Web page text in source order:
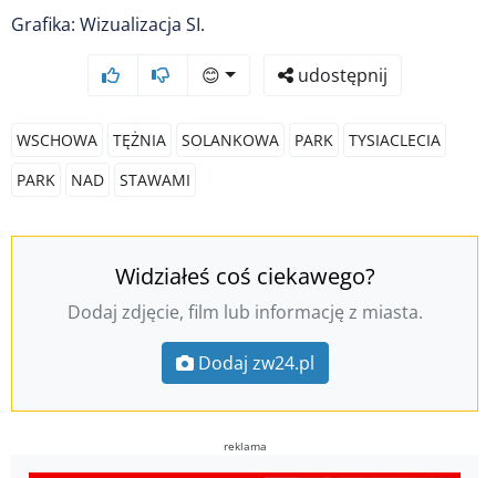
Grafika: Wizualizacja SI.
😊 udostępnij
WSCHOWA TĘŻNIA SOLANKOWA PARK
TYSIACLECIA
PARK
NAD STAWAMI
Widziałeś coś ciekawego?
Dodaj zdjęcie, film lub informację z miasta.
Dodaj zw24.pl
reklama